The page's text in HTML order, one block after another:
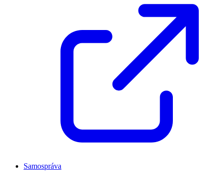
Samospráva